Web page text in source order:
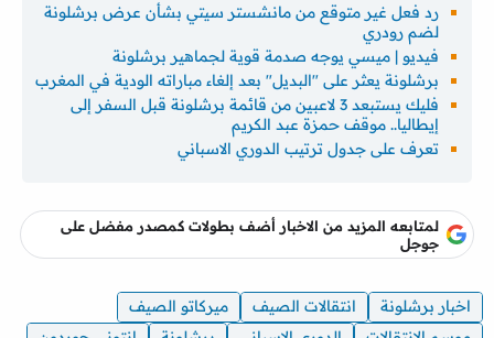
رد فعل غير متوقع من مانشستر سيتي بشأن عرض برشلونة
لضم رودري
فيديو | ميسي يوجه صدمة قوية لجماهير برشلونة
برشلونة يعثر على "البديل" بعد إلغاء مباراته الودية في المغرب
فليك يستبعد 3 لاعبين من قائمة برشلونة قبل السفر إلى
إيطاليا.. موقف حمزة عبد الكريم
تعرف على جدول ترتيب الدوري الاسباني
لمتابعه المزيد من الاخبار أضف بطولات كمصدر مفضل على
جوجل
اخبار برشلونة انتقالات الصيف
ميركاتو الصيف